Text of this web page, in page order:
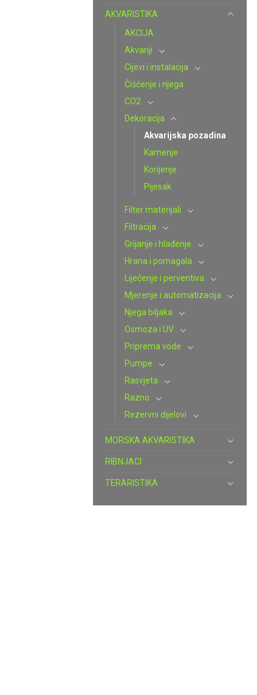
AKVARISTIKA
AKCIJA
Akvariji
Cijevi i instalacija
Čišćenje i njega
CO2
Dekoracija
Akvarijska pozadina
Kamenje
Korijenje
Pijesak
Filter materijali
Filtracija
Grijanje i hlađenje
Hrana i pomagala
Liječenje i perventiva
Mjerenje i automatizacija
Njega biljaka
Osmoza i UV
Priprema vode
Pumpe
Rasvjeta
Razno
Rezervni dijelovi
MORSKA AKVARISTIKA
RIBNJACI
TERARISTIKA